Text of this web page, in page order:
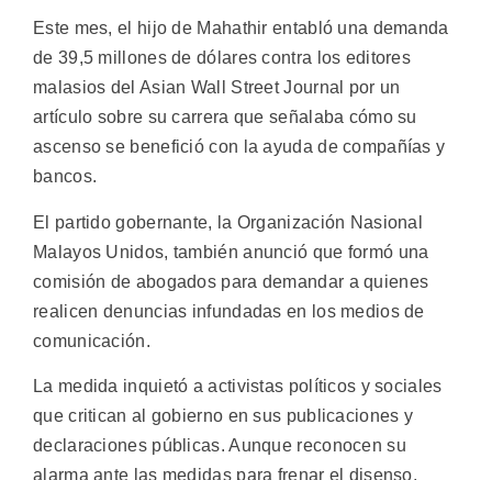
Este mes, el hijo de Mahathir entabló una demanda
de 39,5 millones de dólares contra los editores
malasios del Asian Wall Street Journal por un
artículo sobre su carrera que señalaba cómo su
ascenso se benefició con la ayuda de compañías y
bancos.
El partido gobernante, la Organización Nasional
Malayos Unidos, también anunció que formó una
comisión de abogados para demandar a quienes
realicen denuncias infundadas en los medios de
comunicación.
La medida inquietó a activistas políticos y sociales
que critican al gobierno en sus publicaciones y
declaraciones públicas. Aunque reconocen su
alarma ante las medidas para frenar el disenso,